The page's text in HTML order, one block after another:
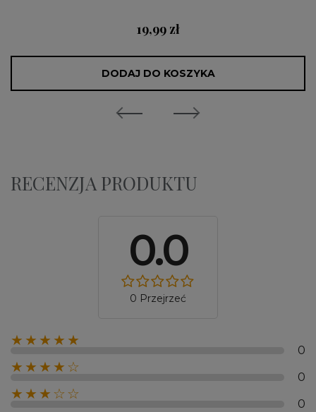
19,99 zł
DODAJ DO KOSZYKA
RECENZJA PRODUKTU
0.0
0 Przejrzeć
★★★★★
0
★★★★☆
0
★★★☆☆
0